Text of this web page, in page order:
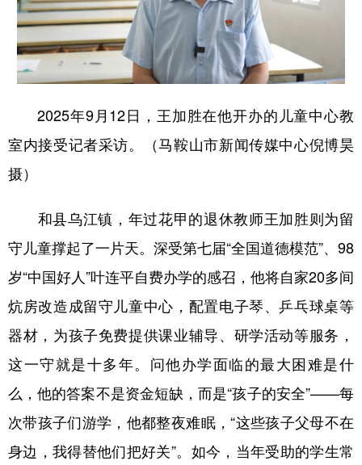
2025年9月12日，王加胜在他开办的儿童中心教
室内接受记者采访。（马鞍山市新闻传媒中心倪博昊
摄）
和县乌江镇，年过花甲的退休教师王加胜则为留
守儿童撑起了一片天。深受第七届“全国道德模范”、98
岁“中国好人”叶连平自费办学的感召，他将自家20多间
炕房改造成留守儿童中心，配置电子琴、乒乓球桌等
器材，为孩子免费提供课业辅导、研学活动等服务，
这一守就是十多年。问他办学面临的最大困难是什
么，他的答案不是资金短缺，而是“孩子的安全”——每
次带孩子们游学，他都整夜难眠，“这些孩子父母不在
身边，我得替他们把好关”。如今，当年受助的学生常